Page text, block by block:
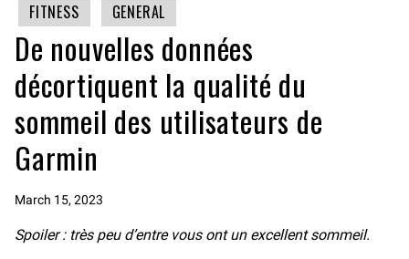
FITNESS GENERAL
De nouvelles données
décortiquent la qualité du
sommeil des utilisateurs de
Garmin
March 15, 2023
Spoiler : très peu d’entre vous ont un excellent sommeil.